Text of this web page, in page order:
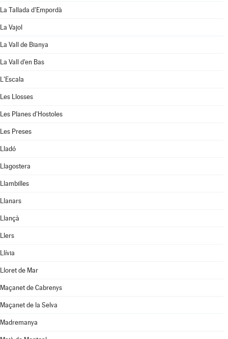
La Tallada d'Empordà
La Vajol
La Vall de Bianya
La Vall d'en Bas
L'Escala
Les Llosses
Les Planes d'Hostoles
Les Preses
Lladó
Llagostera
Llambilles
Llanars
Llançà
Llers
Llívia
Lloret de Mar
Maçanet de Cabrenys
Maçanet de la Selva
Madremanya